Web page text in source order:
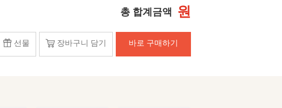
총 합계금액 원
선물 장바구니 담기 바로 구매하기